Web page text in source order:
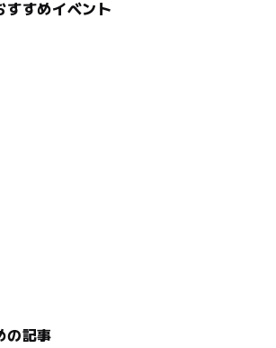
すすめイベント
の記事